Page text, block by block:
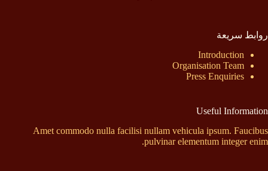
روابط سريعة
Introduction
Organisation Team
Press Enquiries
Useful Information
Amet commodo nulla facilisi nullam vehicula ipsum. Faucibus
pulvinar elementum integer enim.